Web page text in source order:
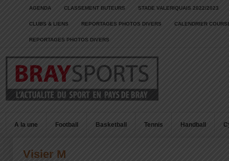
AGENDA CLASSEMENT BUTEURS STADE VALERIQUAIS 2022/2023
CLUBS & LIENS REPORTAGES PHOTOS DIVERS CALENDRIER
REPORTAGES PHOTOS DIVERS
A la une Football Basketball Tennis Handball
Visier M